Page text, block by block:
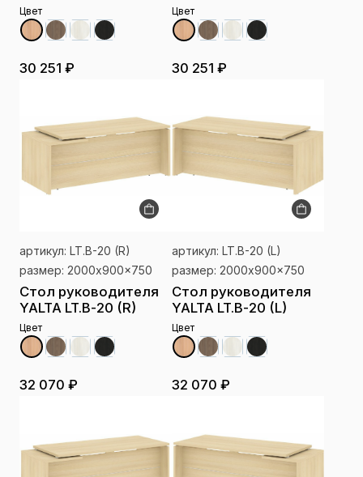
Цвет
30 251 ₽
Цвет
30 251 ₽
артикул: LT.B-20 (R)
размер: 2000x900x750
Стол руководителя
YALTA LT.B-20 (R)
Цвет
32 070 ₽
артикул: LT.B-20 (L)
размер: 2000x900x750
Стол руководителя
YALTA LT.B-20 (L)
Цвет
32 070 ₽